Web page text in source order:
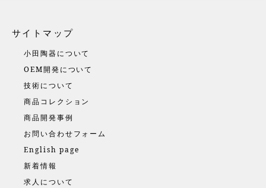
サイトマップ
小田陶器について
OEM開発について
技術について
商品コレクション
商品開発事例
お問い合わせフォーム
English page
新着情報
求人について